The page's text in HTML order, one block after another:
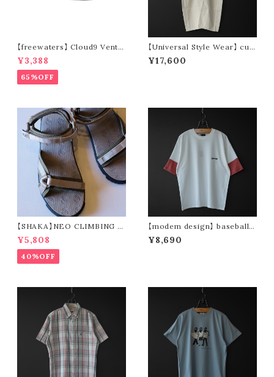
【freewaters】 Cloud9 Ventu
re - Lace Up (brown)
¥3,388
65%OFF
【Universal Style Wear】 cur
ve painter pants (off white)
¥17,600
【SHAKA】NEO CLIMBING B
F (taupe / army)
¥5,808
40%OFF
【modem design】 baseball t
ee (white × red)
¥8,690